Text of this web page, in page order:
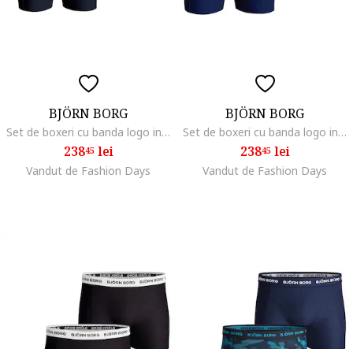
BJÖRN BORG
Set de boxeri cu banda logo in talie - 3 perechi, Negru/Albastru
23845lei
Vandut de Fashion Days
BJÖRN BORG
Set de boxeri cu banda logo in talie - 3 perechi, Albastru deschis/Albastru
23845lei
Vandut de Fashion Days